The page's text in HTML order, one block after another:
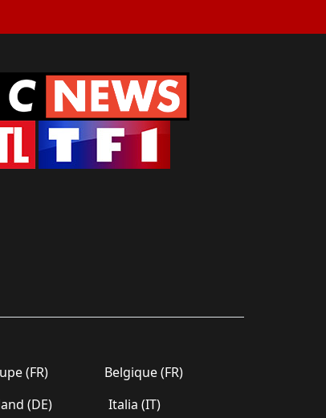
(FR)
Belgique (FR)
(DE) Italia (IT)